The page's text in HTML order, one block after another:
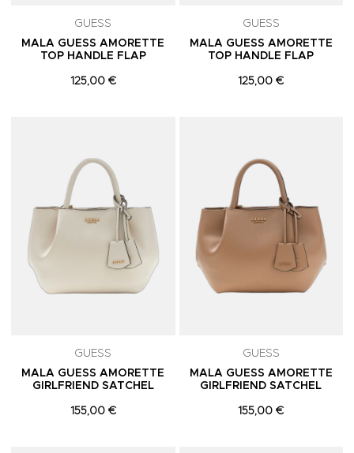
GUESS
MALA GUESS AMORETTE
TOP HANDLE FLAP
125,00 €
GUESS
MALA GUESS AMORETTE
TOP HANDLE FLAP
125,00 €
GUESS
MALA GUESS AMORETTE
GIRLFRIEND SATCHEL
155,00 €
GUESS
MALA GUESS AMORETTE
GIRLFRIEND SATCHEL
155,00 €